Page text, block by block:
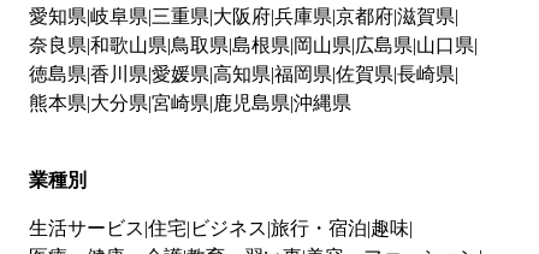
愛知県 岐阜県 三重県 大阪府兵庫県 京都府滋賀県
奈良県 和歌山県 鳥取県 島根県 岡山県 広島県 山口県
徳島県 香川県 愛媛県 高知県 福岡県 佐賀県 長崎県
熊本県 大分県 宮崎県 鹿児島県 沖縄県
業種別
生活サービス 住宅 ビジネス 旅行・宿泊 趣味